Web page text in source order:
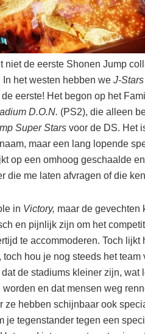
de eerste Shonen Jump
het westen hebben we J-
eerste! Het begon op het
D.O.N. (PS2), die alleen
Super Stars voor de DS. Het
maar een lang lopende
op een omhoog geschaalde
die me laten afvragen of die
in Victory, maar de gevechten
en pijnlijk zijn om het
te accommoderen. Toch lijkt
hou je nog steeds het team
de stadiums kleiner zijn, wat
en dat mensen weg
ze hebben schijnbaar ook
je tegenstander tegen een